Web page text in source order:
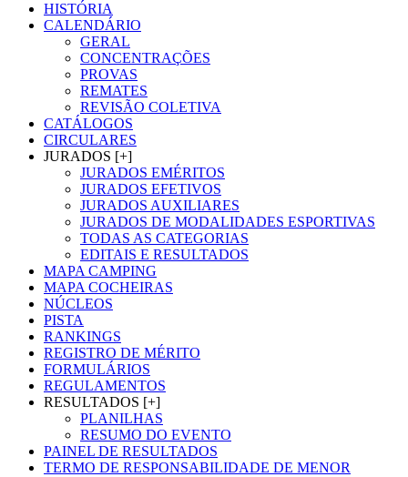
HISTÓRIA
CALENDÁRIO
GERAL
CONCENTRAÇÕES
PROVAS
REMATES
REVISÃO COLETIVA
CATÁLOGOS
CIRCULARES
JURADOS [+]
JURADOS EMÉRITOS
JURADOS EFETIVOS
JURADOS AUXILIARES
JURADOS DE MODALIDADES ESPORTIVAS
TODAS AS CATEGORIAS
EDITAIS E RESULTADOS
MAPA CAMPING
MAPA COCHEIRAS
NÚCLEOS
PISTA
RANKINGS
REGISTRO DE MÉRITO
FORMULÁRIOS
REGULAMENTOS
RESULTADOS [+]
PLANILHAS
RESUMO DO EVENTO
PAINEL DE RESULTADOS
TERMO DE RESPONSABILIDADE DE MENOR